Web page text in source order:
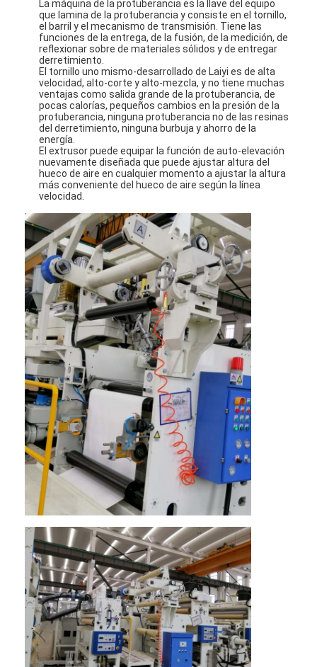
Viaje de la fábrica
Control de calidad
Éntrenos en contacto con
Noticias
Máquina de capa de la laminación de la protuberancia
Máquina que lamina de la protuberancia
máquina que lamina de la película
máquina plástica de la laminación
Máquina de la laminación de la capa
Máquina de capa de la protuberancia
máquina de recubrimiento de papel
El doble echó a un lado máquina que laminaba
Piezas de la máquina de la laminación
Máquina soplada derretimiento de la tela
La máquina de la protuberancia es la llave del equipo
que lamina de la protuberancia y consiste en el tornillo,
el barril y el mecanismo de transmisión. Tiene las
funciones de la entrega, de la fusión, de la medición, de
reflexionar sobre de materiales sólidos y de entregar
derretimiento.
El tornillo uno mismo-desarrollado de Laiyi es de alta
velocidad, alto-corte y alto-mezcla, y no tiene muchas
ventajas como salida grande de la protuberancia, de
pocas calorías, pequeños cambios en la presión de la
protuberancia, ninguna protuberancia no de las resinas
del derretimiento, ninguna burbuja y ahorro de la
energía.
El extrusor puede equipar la función de auto-elevación
nuevamente diseñada que puede ajustar altura del
hueco de aire en cualquier momento a ajustar la altura
más conveniente del hueco de aire según la línea
velocidad.